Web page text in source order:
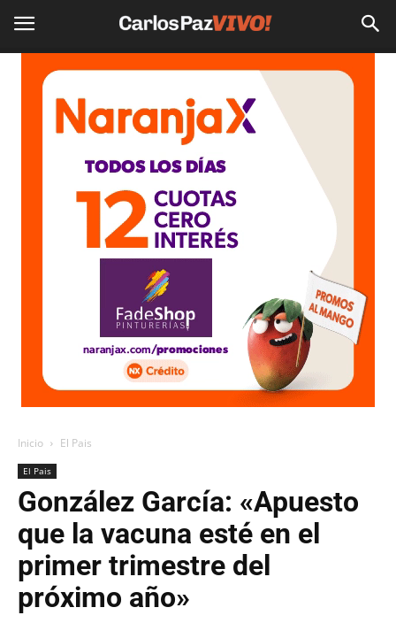
Inicio El Pais
El Pais
González García: «Apuesto
que la vacuna esté en el
primer trimestre del
próximo año»